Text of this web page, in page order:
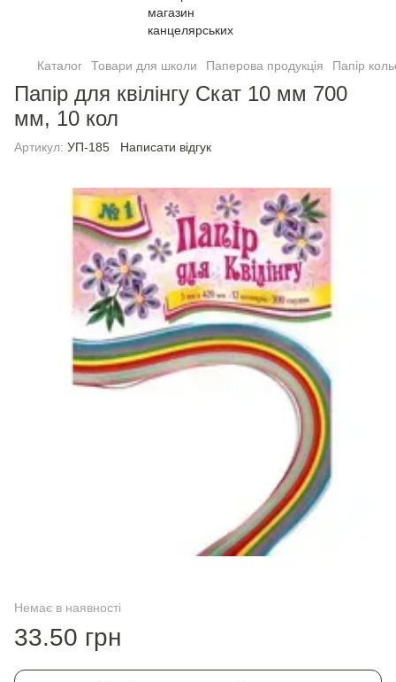
Каталог Товари для школи Паперова продукція Папiр
Папір для квiлiнгу Скат 10 мм 700
мм, 10 кол
Артикул: УП-185 Написати відгук
Немає в наявності
33.50 грн